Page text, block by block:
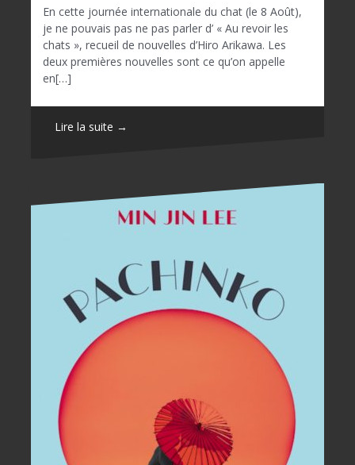
En cette journée internationale du chat (le 8 Août),
je ne pouvais pas ne pas parler d’ « Au revoir les
chats », recueil de nouvelles d’Hiro Arikawa. Les
deux premières nouvelles sont ce qu’on appelle
en[…]
Lire la suite →